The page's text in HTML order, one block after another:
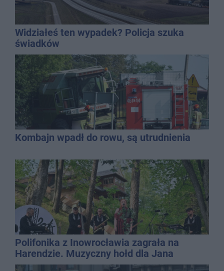
Widziałeś ten wypadek? Policja szuka
świadków
Kombajn wpadł do rowu, są utrudnienia
Polifonika z Inowrocławia zagrała na
Harendzie. Muzyczny hołd dla Jana
Kasprowicza